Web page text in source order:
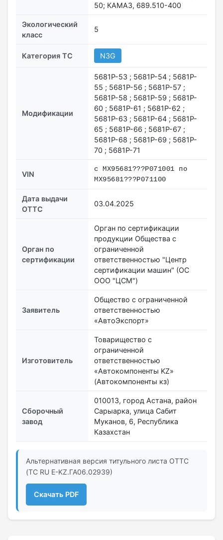
50; КАМАЗ, 689.510-400
Экологический
класс
5
Категория ТС N3G
Модификации
5681P-53 ; 5681P-54 ; 5681P-
55 ; 5681P-56 ; 5681P-57 ;
5681P-58 ; 5681P-59 ; 5681P-
60 ; 5681P-61 ; 5681P-62 ;
5681P-63 ; 5681P-64 ; 5681P-
65 ; 5681P-66 ; 5681P-67 ;
5681P-68 ; 5681P-69 ; 5681P-
70 ; 5681P-71
VIN
с MX95681???P071001 по
MX95681???P071100
Дата выдачи
ОТТС
03.04.2025
Орган по
сертификации
Орган по сертификации
продукции Общества с
ограниченной
ответственностью "Центр
сертификации машин" (ОС
ООО "ЦСМ")
Заявитель
Общество с ограниченной
ответственностью
«АвтоЭкспорт»
Изготовитель
Товарищество с
ограниченной
ответственностью
«Автокомпоненты KZ»
(Автокомпоненты кз)
Сборочный
завод
010013, город Астана, район
Сарыарка, улица Сабит
Муканов, 6, Республика
Казахстан
Альтернативная версия титульного листа ОТТС
(ТС RU Е-KZ.ГА06.02939)
Скачать PDF